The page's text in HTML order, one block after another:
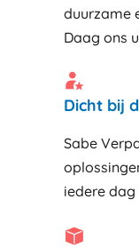
duurzame
Daag ons
Dicht bij
Sabe
iedere